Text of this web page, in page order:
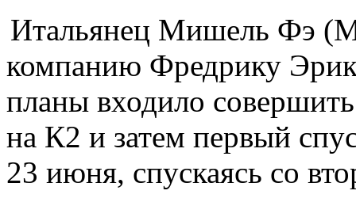
Итальянец Мишель Фэ
компанию Фредрику
планы входило
на К2 и затем первый
23 июня, спускаясь со